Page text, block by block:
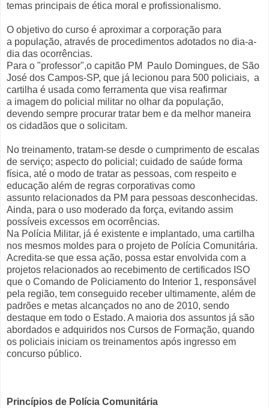
temas principais de ética moral e profissionalismo.
O objetivo do curso é aproximar a corporação para
a população, através de procedimentos adotados no dia-a-
dia das ocorrências.
Para o "professor",o capitão PM Paulo Domingues, de São
José dos Campos-SP, que já lecionou para 500 policiais, a
cartilha é usada como ferramenta que visa reafirmar
a imagem do policial militar no olhar da população,
devendo sempre procurar tratar bem e da melhor maneira
os cidadãos que o solicitam.
No treinamento, tratam-se desde o cumprimento de escalas
de serviço; aspecto do policial; cuidado de saúde forma
física, até o modo de tratar as pessoas, com respeito e
educação além de regras corporativas como
assunto relacionados da PM para pessoas desconhecidas.
Ainda, para o uso moderado da força, evitando assim
possíveis excessos em ocorrências.
Na Polícia Militar, já é existente e implantado, uma cartilha
nos mesmos moldes para o projeto de Polícia Comunitária.
Acredita-se que essa ação, possa estar envolvida com a
projetos relacionados ao recebimento de certificados ISO
que o Comando de Policiamento do Interior 1, responsável
pela região, tem conseguido receber ultimamente, além de
padrões e metas alcançados no ano de 2010, sendo
destaque em todo o Estado. A maioria dos assuntos já são
abordados e adquiridos nos Cursos de Formação, quando
os policiais iniciam os treinamentos após ingresso em
concurso público.
Princípios de Polícia Comunitária